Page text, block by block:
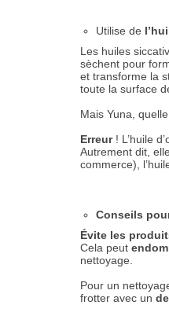
Utilise de
Les huiles
sèchent pour
et transforme la
toute la surface
Mais Yuna,
Erreur! L’huile
Autrement dit,
commerce),
Conseils
Évite les
Cela peut
nettoyage.
Pour un
frotter avec un